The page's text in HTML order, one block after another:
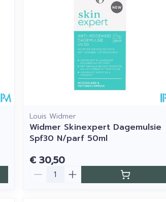
Louis Widmer
Widmer Skinexpert Dagemulsie
Spf30 N/parf 50ml
€ 30,50
Aantal